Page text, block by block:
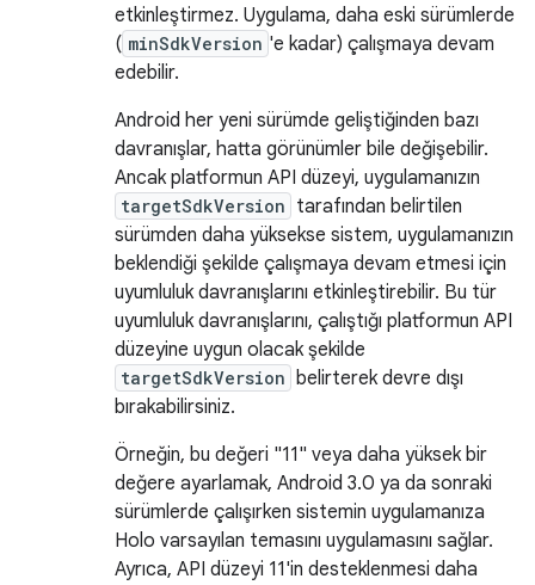
etkinleştirmez. Uygulama, daha eski sürümlerde
( minSdkVersion 'e kadar) çalışmaya devam
edebilir.
Android her yeni sürümde geliştiğinden bazı
davranışlar, hatta görünümler bile değişebilir.
Ancak platformun API düzeyi, uygulamanızın
targetSdkVersion tarafından belirtilen
sürümden daha yüksekse sistem, uygulamanızın
beklendiği şekilde çalışmaya devam etmesi için
uyumluluk davranışlarını etkinleştirebilir. Bu tür
uyumluluk davranışlarını, çalıştığı platformun API
düzeyine uygun olacak şekilde
targetSdkVersion belirterek devre dışı
bırakabilirsiniz.
Örneğin, bu değeri "11" veya daha yüksek bir
değere ayarlamak, Android 3.0 ya da sonraki
sürümlerde çalışırken sistemin uygulamanıza
Holo varsayılan temasını uygulamasını sağlar.
Ayrıca, API düzeyi 11'in desteklenmesi daha